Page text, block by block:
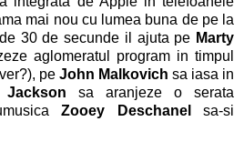
mai nou cu lumea buna de pe la
30 de secunde il ajuta pe Marty
aglomeratul program in timpul
pe John Malkovich sa iasa in
sa aranjeze o serata
Zooey Deschanel
sa-si